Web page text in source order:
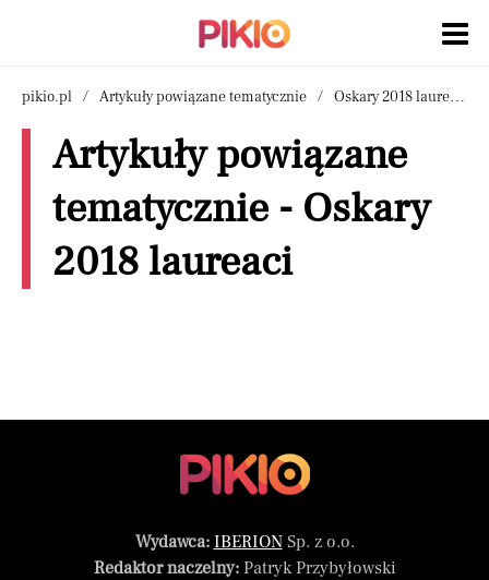
pikio.pl Artykuły powiązane tematycznie Oskary 2018 laureaci
Artykuły powiązane
tematycznie - Oskary
2018 laureaci
Wydawca: IBERIONSp. z o.o.
Redaktor naczelny:Patryk Przybyłowski